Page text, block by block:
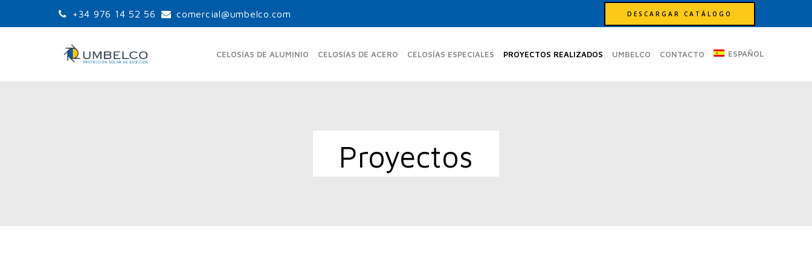
+34 976 14 52 56 comercial@umbelco.com DESCARGAR CATÁLOGO
CELOSÍAS DE ALUMINIO
UPR-150
CELOSÍAS DE ACERO
UPO-480 FE
CELOSÍAS ESPECIALES PROYECTOS REALIZADOS UMBELCO CONTACTO ESPAÑOL
Proyectos